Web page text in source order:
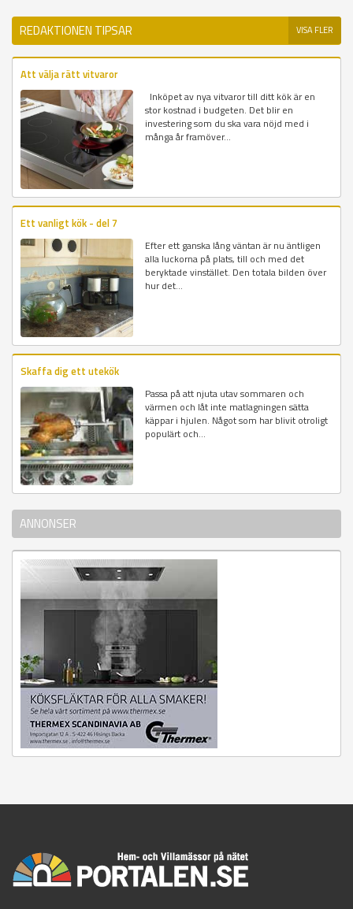
REDAKTIONEN TIPSAR VISA FLER
Att välja rätt vitvaror
Inköpet av nya vitvaror till ditt kök är en
stor kostnad i budgeten. Det blir en
investering som du ska vara nöjd med i
många år framöver...
Ett vanligt kök - del 7
Efter ett ganska lång väntan är nu äntligen
alla luckorna på plats, till och med det
beryktade vinstället. Den totala bilden över
hur det...
Skaffa dig ett utekök
Passa på att njuta utav sommaren och
värmen och låt inte matlagningen sätta
käppar i hjulen. Något som har blivit otroligt
populärt och...
ANNONSER